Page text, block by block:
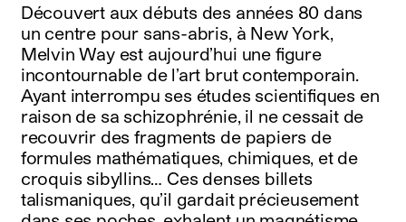
Découvert aux débuts des années 80 dans
un centre pour sans-abris, à New York,
Melvin Way est aujourd’hui une figure
incontournable de l’art brut contemporain.
Ayant interrompu ses études scientifiques en
raison de sa schizophrénie, il ne cessait de
recouvrir des fragments de papiers de
formules mathématiques, chimiques, et de
croquis sibyllins… Ces denses billets
talismaniques, qu’il gardait précieusement